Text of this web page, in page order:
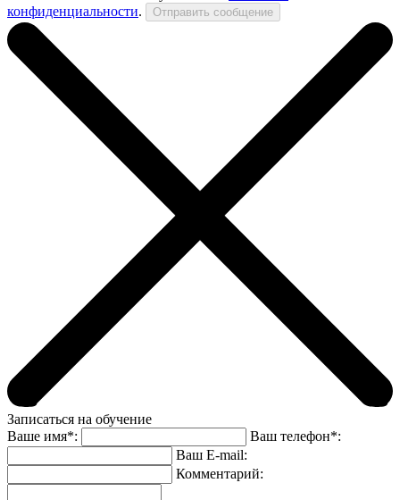
конфиденциальности.
Записаться на обучение
Ваше имя*:
Ваш телефон*:
Ваш E-mail:
Комментарий: